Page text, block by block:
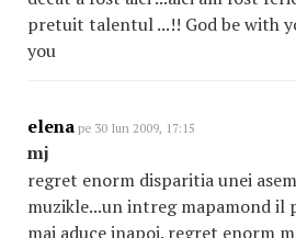
pretuit talentul ...!! God be with
you
elena pe 30 Iun 2009, 17:15
mj
regret enorm disparitia unei
muzikle...un intreg mapamond il
mai aduce inapoi. regret enorm